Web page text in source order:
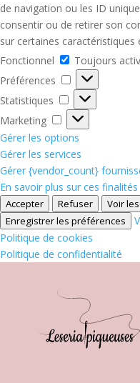
de navigation ou les ID
consentir ou de retirer son
sur certaines caractéristiques
Fonctionnel
Fonctionnel
Toujours
Préférences
Préférences
Statistiques
Statistiques
Marketing
Marketing
Gérer les options
Gérer les services
Gérer {vendor_count}
En savoir plus sur ces finalités
Accepter Refuser
Voir
Enregistrer les préférences
Politique de cookies
Politique de confidentialité